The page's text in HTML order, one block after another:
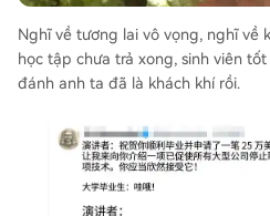
Nghĩ về tương lai vô vọng, nghĩ về
học tập chưa trả xong, sinh viên
đánh anh ta đã là khách khí rồi.